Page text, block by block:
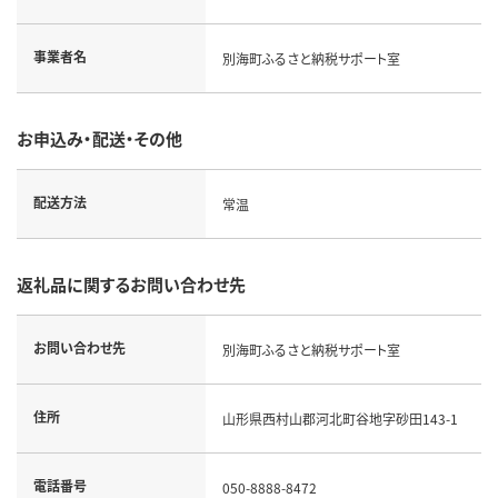
事業者名 別海町ふるさと納税サポート室
お申込み・配送・その他
配送方法 常温
返礼品に関するお問い合わせ先
お問い合わせ先 別海町ふるさと納税サポート室
住所 山形県西村山郡河北町谷地字砂田143-1
電話番号 050-8888-8472